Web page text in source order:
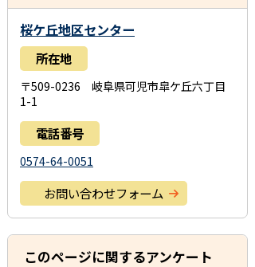
桜ケ丘地区センター
所在地
〒509-0236 岐阜県可児市皐ケ丘六丁目
1-1
電話番号
0574-64-0051
お問い合わせフォーム
このページに関するアンケート